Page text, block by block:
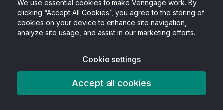
We use essential cookies to make Venngage work. By
clicking “Accept All Cookies”, you agree to the storing of
cookies on your device to enhance site navigation,
analyze site usage, and assist in our marketing efforts.
Cookie settings
Accept all cookies